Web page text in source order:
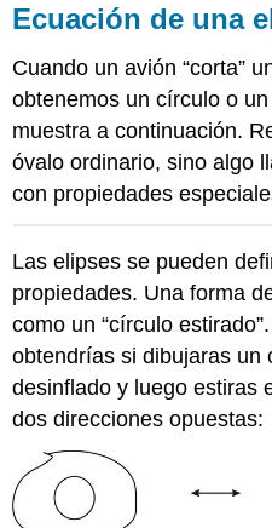
Ejemplos
Ejemplo
1
2
Ejemplo
3
5
Ejemplo
6
Ejemplo
Reseña
(Respuestas)
El
Ecuación de una
Cuando un avión “corta”
obtenemos un círculo o
muestra a continuación.
óvalo ordinario, sino algo
con propiedades
Las elipses se pueden
propiedades. Una forma
como un “círculo
obtendrías si dibujaras un
desinflado y luego estiras
dos direcciones opuestas: